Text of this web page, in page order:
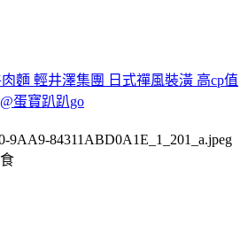
麵 輕井澤集團 日式禪風裝潢 高cp值
蛋寶趴趴go